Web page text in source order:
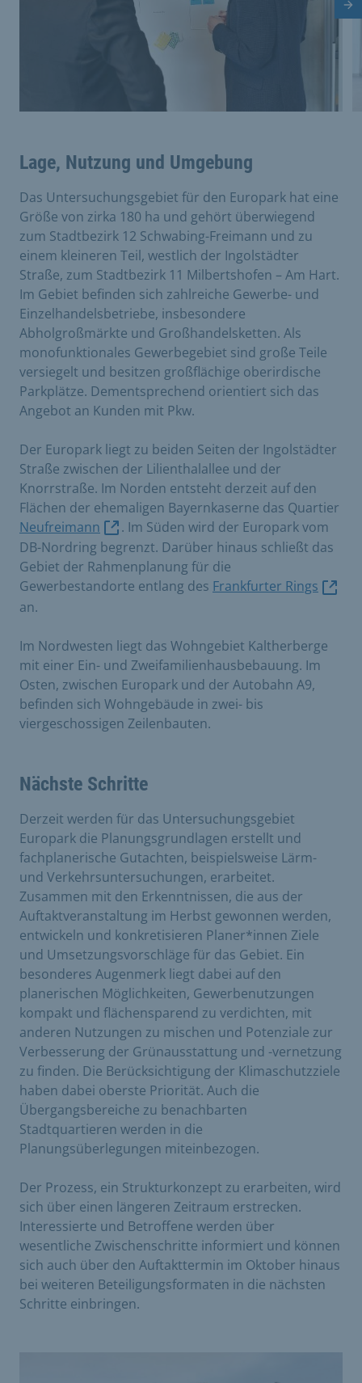
Lage, Nutzung und Umgebung
Das Untersuchungsgebiet für den Europark hat eine
Größe von zirka 180 ha und gehört überwiegend
zum Stadtbezirk 12 Schwabing-Freimann und zu
einem kleineren Teil, westlich der Ingolstädter
Straße, zum Stadtbezirk 11 Milbertshofen – Am Hart.
Im Gebiet befinden sich zahlreiche Gewerbe- und
Einzelhandelsbetriebe, insbesondere
Abholgroßmärkte und Großhandelsketten. Als
monofunktionales Gewerbegebiet sind große Teile
versiegelt und besitzen großflächige oberirdische
Parkplätze. Dementsprechend orientiert sich das
Angebot an Kunden mit Pkw.
Der Europark liegt zu beiden Seiten der Ingolstädter
Straße zwischen der Lilienthalallee und der
Knorrstraße. Im Norden entsteht derzeit auf den
Flächen der ehemaligen Bayernkaserne das Quartier
Neufreimann
. Im Süden wird der Europark vom
DB-Nordring begrenzt. Darüber hinaus schließt das
Gebiet der Rahmenplanung für die
Gewerbestandorte entlang des Frankfurter Rings
an.
Im Nordwesten liegt das Wohngebiet Kaltherberge
mit einer Ein- und Zweifamilienhausbebauung. Im
Osten, zwischen Europark und der Autobahn A9,
befinden sich Wohngebäude in zwei- bis
viergeschossigen Zeilenbauten.
Nächste Schritte
Derzeit werden für das Untersuchungsgebiet
Europark die Planungsgrundlagen erstellt und
fachplanerische Gutachten, beispielsweise Lärm-
und Verkehrsuntersuchungen, erarbeitet.
Zusammen mit den Erkenntnissen, die aus der
Auftaktveranstaltung im Herbst gewonnen werden,
entwickeln und konkretisieren Planer*innen Ziele
und Umsetzungsvorschläge für das Gebiet. Ein
besonderes Augenmerk liegt dabei auf den
planerischen Möglichkeiten, Gewerbenutzungen
kompakt und flächensparend zu verdichten, mit
anderen Nutzungen zu mischen und Potenziale zur
Verbesserung der Grünausstattung und -vernetzung
zu finden. Die Berücksichtigung der Klimaschutzziele
haben dabei oberste Priorität. Auch die
Übergangsbereiche zu benachbarten
Stadtquartieren werden in die
Planungsüberlegungen miteinbezogen.
Der Prozess, ein Strukturkonzept zu erarbeiten, wird
sich über einen längeren Zeitraum erstrecken.
Interessierte und Betroffene werden über
wesentliche Zwischenschritte informiert und können
sich auch über den Auftakttermin im Oktober hinaus
bei weiteren Beteiligungsformaten in die nächsten
Schritte einbringen.